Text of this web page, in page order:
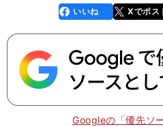
faceboo
k
いいね Xでポス
Googleの「優先ソ